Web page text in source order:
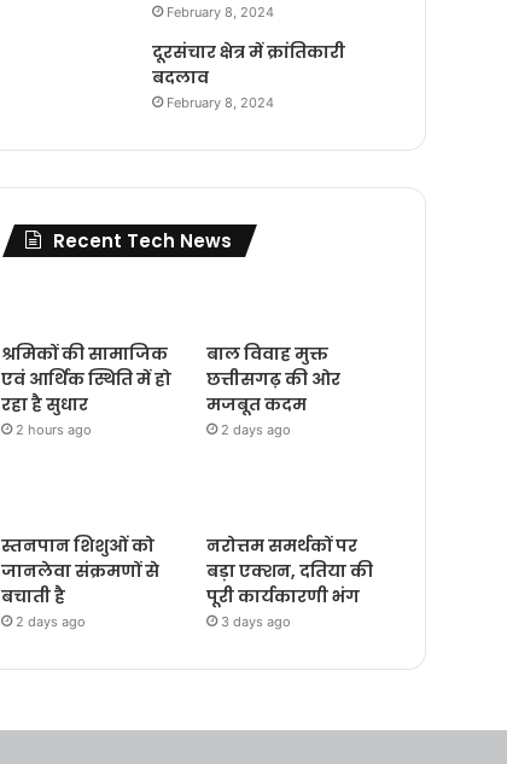
February 8, 2024
दूरसंचार क्षेत्र में क्रांतिकारी
बदलाव
February 8, 2024
Recent Tech News
श्रमिकों की सामाजिक
एवं आर्थिक स्थिति में हो
रहा है सुधार
2 hours ago
बाल विवाह मुक्त
छत्तीसगढ़ की ओर
मजबूत कदम
2 days ago
स्तनपान शिशुओं को
जानलेवा संक्रमणों से
बचाती है
2 days ago
नरोत्तम समर्थकों पर
बड़ा एक्शन, दतिया की
पूरी कार्यकारणी भंग
3 days ago